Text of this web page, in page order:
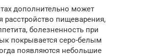
дополнительно может
расстройство пищеварения,
болезненность при
покрывается серо-белым
появляются небольшие